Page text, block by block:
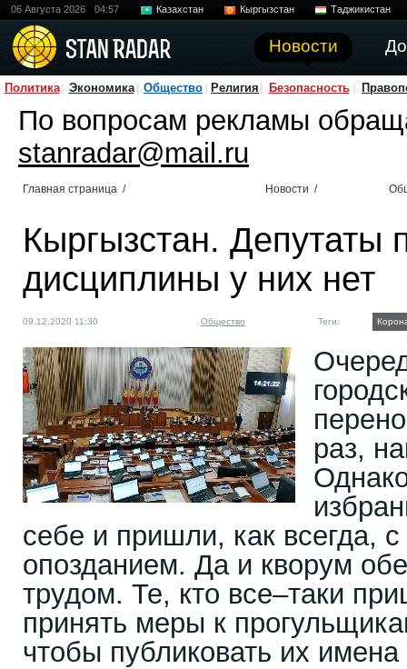
06 Августа 2026 04:57 Казахстан Кыргызстан Таджикистан
Новости
Политика Экономика Общество Религия Безопасность
По вопросам рекламы
stanradar@mail.ru
Главная страница / Новости /
Кыргызстан. Депутаты
дисциплины у них нет
09.12.2020 11:30 Общество Теги:
раз,
себе и пришли, как всегда,
опозданием. Да и кворум
трудом. Те, кто все–таки
принять меры к
чтобы публиковать их